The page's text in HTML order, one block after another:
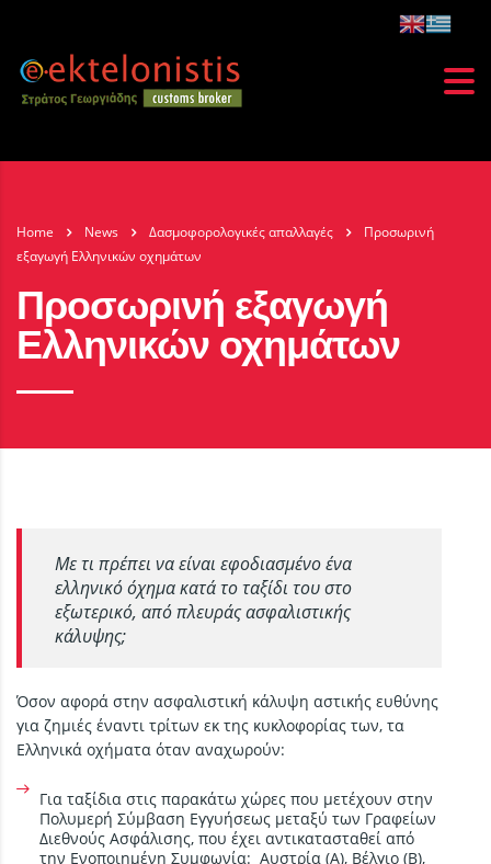
Home News Δασμοφορολογικές απαλλαγές
Προσωρινή
εξαγωγή Ελληνικών οχημάτων
Προσωρινή εξαγωγή
Ελληνικών οχημάτων
Με τι πρέπει να είναι εφοδιασμένο ένα
ελληνικό όχημα κατά το ταξίδι του στο
εξωτερικό, από πλευράς ασφαλιστικής
κάλυψης;
Όσον αφορά στην ασφαλιστική κάλυψη αστικής ευθύνης
για ζημιές έναντι τρίτων εκ της κυκλοφορίας των, τα
Ελληνικά οχήματα όταν αναχωρούν:
Για ταξίδια στις παρακάτω χώρες που μετέχουν στην
Πολυμερή Σύμβαση Εγγυήσεως μεταξύ των Γραφείων
Διεθνούς Ασφάλισης, που έχει αντικατασταθεί από
την Ενοποιημένη Συμφωνία: Αυστρία (Α), Βέλγιο (Β),